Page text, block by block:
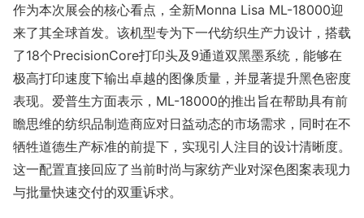
作为本次展会的核心看点，全新Monna Lisa ML-18000迎
来了其全球首发。该机型专为下一代纺织生产力设计，搭载
了18个PrecisionCore打印头及9通道双黑墨系统，能够在
极高打印速度下输出卓越的图像质量，并显著提升黑色密度
表现。爱普生方面表示，ML-18000的推出旨在帮助具有前
瞻思维的纺织品制造商应对日益动态的市场需求，同时在不
牺牲道德生产标准的前提下，实现引人注目的设计清晰度。
这一配置直接回应了当前时尚与家纺产业对深色图案表现力
与批量快速交付的双重诉求。